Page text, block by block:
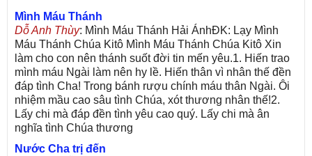
Mình Máu Thánh
Dỗ Anh Thùy: Mình Máu Thánh Hải ÁnhĐK: Lạy Mình
Máu Thánh Chúa Kitô Mình Máu Thánh Chúa Kitô Xin
làm cho con nên thánh suốt đời tin mến yêu.1. Hiến trao
mình máu Ngài làm nên hy lề. Hiến thân vì nhân thế đền
đáp tình Cha! Trong bánh rượu chính máu thân Ngài. Ôi
nhiệm mầu cao sâu tình Chúa, xót thương nhân thế!2.
Lấy chi mà đáp đền tình yêu cao quý. Lấy chi mà ân
nghĩa tình Chúa thương
Nước Cha trị đến